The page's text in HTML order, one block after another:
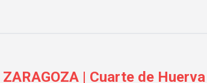
| Cuarte de